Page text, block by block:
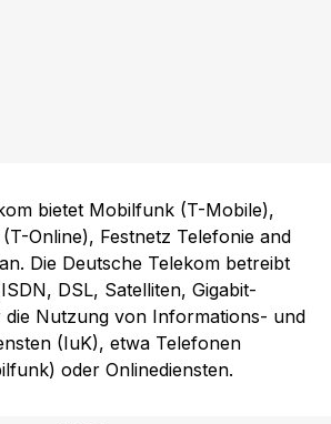
bietet Mobilfunk (T-Mobile),
Online), Festnetz Telefonie and
Die Deutsche Telekom betreibt
DSL, Satelliten, Gigabit-
die Nutzung von Informations- und
(IuK), etwa Telefonen
oder Onlinediensten.